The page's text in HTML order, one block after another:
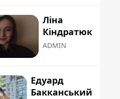
Ліна
Кіндратюк
ADMIN
Едуард
Бакканський